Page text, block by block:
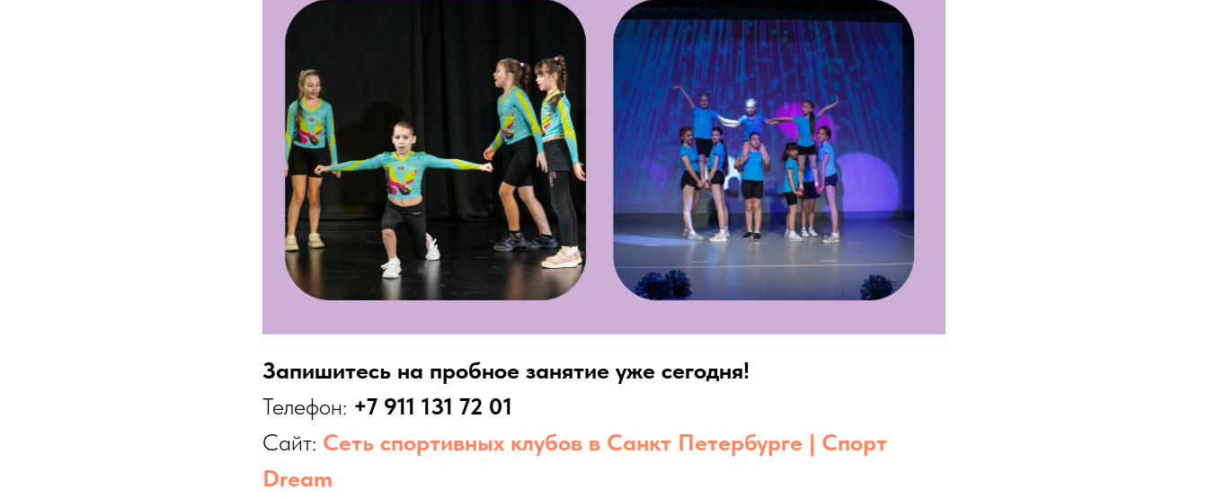
Запишитесь на пробное занятие уже сегодня!
Телефон: +7 911 131 72 01
Сайт: Сеть спортивных клубов в Санкт Петербурге | Cпорт
Dream